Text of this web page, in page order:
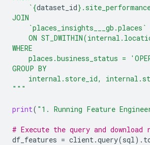
    `
{dataset_id}
JOIN
`places_insights___gb.places`
ON
WHERE
places.business_status =
GROUP BY
internal.store_id,
"""
print( "1. Running Feature
# Execute the query and download
df_features = client .query(sql ) .